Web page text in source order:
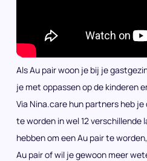
Als Au pair woon je bij je
je met oppassen op de kinderen
Via Nina.care hun partners heb
te worden in wel 12
hebben om een Au pair te
Au pair of wil je gewoon meer